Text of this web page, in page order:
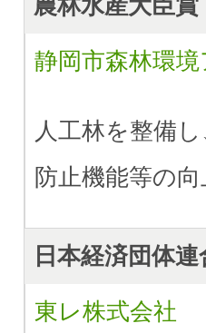
農林水産大臣賞
静岡市森林環
人工林を整備
防止機能等の
日本経済団体
東レ株式会社